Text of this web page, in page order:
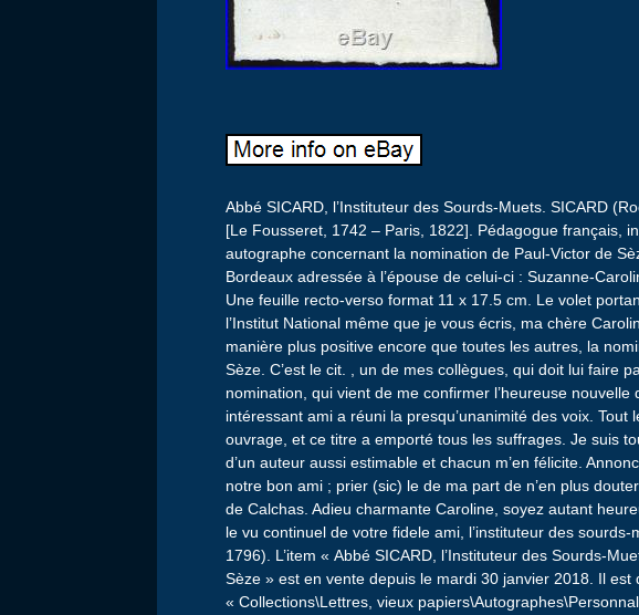
Abbé SICARD, l’Instituteur des Sourds-Muets. SICARD
[Le Fousseret, 1742 – Paris, 1822]. Pédagogue français,
autographe concernant la nomination de Paul-Victor de
Bordeaux adressée à l’épouse de celui-ci : Suzanne-
Une feuille recto-verso format 11 x 17.5 cm. Le volet
l’Institut National même que je vous écris, ma chère
manière plus positive encore que toutes les autres, la
Sèze. C’est le cit. , un de mes collègues, qui doit lui faire
nomination, qui vient de me confirmer l’heureuse
intéressant ami a réuni la presqu’unanimité des voix.
ouvrage, et ce titre a emporté tous les suffrages. Je suis
d’un auteur aussi estimable et chacun m’en félicite.
notre bon ami ; prier (sic) le de ma part de n’en plus
de Calchas. Adieu charmante Caroline, soyez autant
le vu continuel de votre fidele ami, l’instituteur des
1796). L’item « Abbé SICARD, l’Instituteur des Sourds-
Sèze » est en vente depuis le mardi 30 janvier 2018. Il est
« Collections\Lettres, vieux